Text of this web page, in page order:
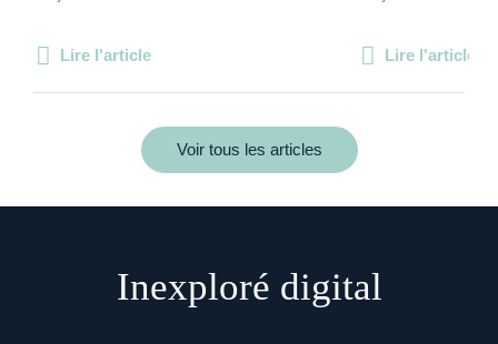
Lire l'article Lire l'article
Voir tous les articles
Inexploré digital